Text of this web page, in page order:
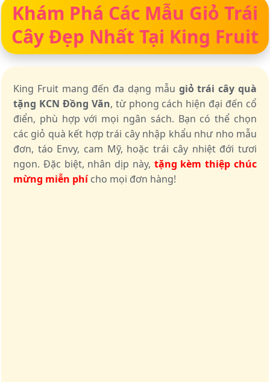
Khám Phá Các Mẫu Giỏ Trái
Cây Đẹp Nhất Tại King Fruit
King Fruit mang đến đa dạng mẫu giỏ trái cây quà
tặng KCN Đồng Văn, từ phong cách hiện đại đến cổ
điển, phù hợp với mọi ngân sách. Bạn có thể chọn
các giỏ quà kết hợp trái cây nhập khẩu như nho mẫu
đơn, táo Envy, cam Mỹ, hoặc trái cây nhiệt đới tươi
ngon. Đặc biệt, nhân dịp này, tặng kèm thiệp chúc
mừng miễn phícho mọi đơn hàng!